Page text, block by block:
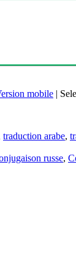
mobile |
traduction arabe,
russe,